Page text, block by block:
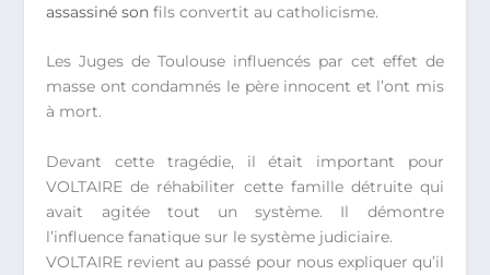
assassiné son fils convertit au catholicisme.
Les Juges de Toulouse influencés par cet effet de
masse ont condamnés le père innocent et l’ont mis
à mort.
Devant cette tragédie, il était important pour
VOLTAIRE de réhabiliter cette famille détruite qui
avait agitée tout un système. Il démontre
l’influence fanatique sur le système judiciaire.
VOLTAIRE revient au passé pour nous expliquer qu’il